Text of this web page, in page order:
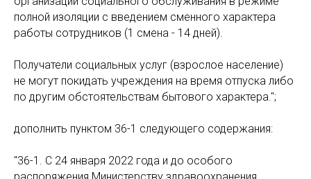
полной изоляции с введением сменного характера
работы сотрудников (1 смена - 14 дней).
Получатели социальных услуг (взрослое население)
не могут покидать учреждения на время отпуска либо
по другим обстоятельствам бытового характера.";
дополнить пунктом 36-1 следующего содержания:
"36-1. С 24 января 2022 года и до особого